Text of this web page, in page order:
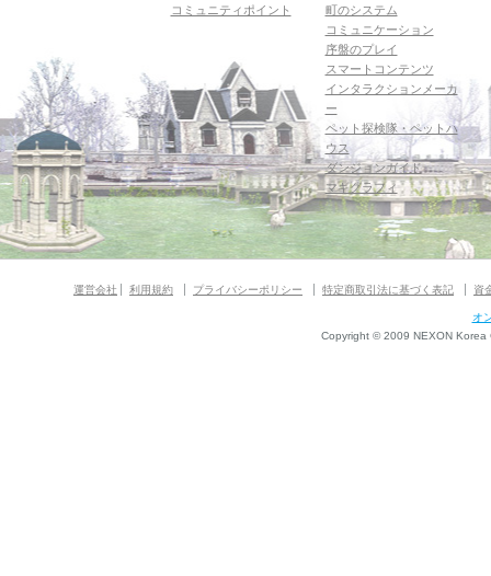
コミュニティポイント
町のシステム
コミュニケーション
序盤のプレイ
スマートコンテンツ
インタラクションメーカ
ー
ペット探検隊・ペットハ
ウス
ダンジョンガイド
マギグラフィ
運営会社 利用規約 プライバシーポリシー 特定商取引法に基づく表記 資
オ
Copyright © 2009 NEXON Korea